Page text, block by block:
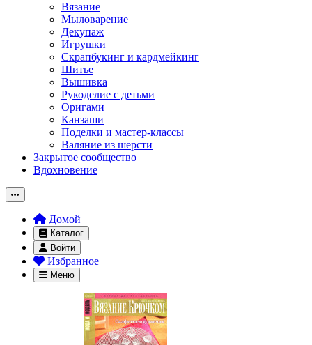
Вязание
Мыловарение
Декупаж
Игрушки
Скрапбукинг и кардмейкинг
Шитье
Вышивка
Рукоделие с детьми
Оригами
Канзаши
Поделки и мастер-классы
Валяние из шерсти
Закрытое сообщество
Вдохновение
Домой
Каталог
Войти
Избранное
Меню